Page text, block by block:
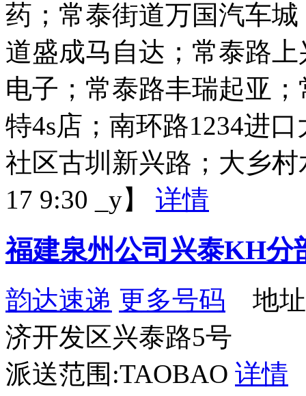
药；常泰街道万国汽车
道盛成马自达；常泰路
电子；常泰路丰瑞起亚
特4s店；南环路1234进
社区古圳新兴路；大乡
17 9:30 _y】 详情
福建泉州公司兴泰KH分
韵达速递 更多号码 地址
济开发区兴泰路5号
派送范围:TAOBAO 详情